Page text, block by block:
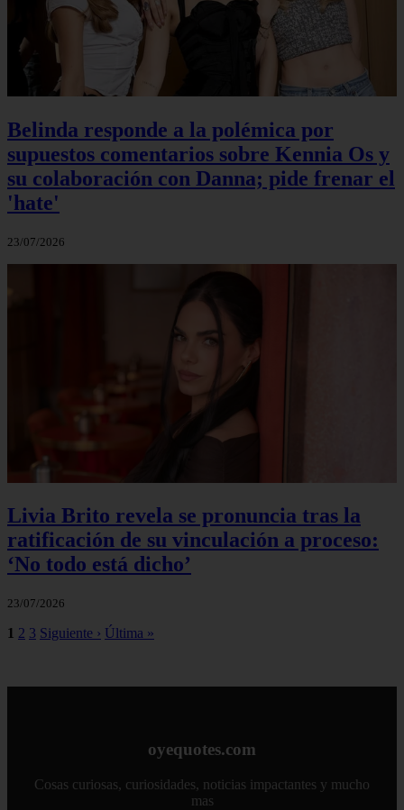
Belinda responde a la polémica por
supuestos comentarios sobre Kennia Os y
su colaboración con Danna; pide frenar el
'hate'
23/07/2026
Livia Brito revela se pronuncia tras la
ratificación de su vinculación a proceso:
‘No todo está dicho’
23/07/2026
1 2 3 Siguiente › Última »
oyequotes.com
Cosas curiosas, curiosidades, noticias impactantes y mucho
mas